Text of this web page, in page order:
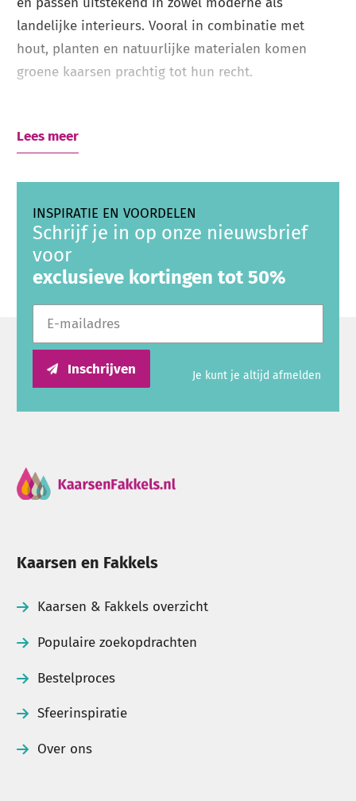
landelijke interieurs. Vooral in combinatie met
hout, planten en natuurlijke materialen komen
groene kaarsen prachtig tot hun recht.
soorten kaarsen
Bij Kaarsenfakkels.nl vind je een ruim assortiment
kaarsenin verschillende groentinten. Kies uit
stijlvollestompkaarsen , elegantedinerkaarsenen
sfeervolle
merk en de collectie zijn verschillende maten en
Perfect voor ieder seizoen
Groene kaarsen worden het hele jaar gebruikt.
Lichte groentinten sluiten mooi aan bij de lente en
verschillende hoogtes en tinten te combineren
online
Bij Kaarsenfakkels.nl bestel je groen gekleurde
worden zorgvuldig verpakt en snel verzonden naar
klanten in Nederland, België en Duitsland.
Lees meer
INSPIRATIE EN VOORDELEN
Schrijf je in op onze nieuwsbrief
voor
exclusieve kortingen tot 50%
Inschrijven Je kunt je altijd afmelden
Kaarsen en Fakkels
Kaarsen & Fakkels overzicht
Populaire zoekopdrachten
Bestelproces
Sfeerinspiratie
Over ons